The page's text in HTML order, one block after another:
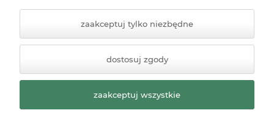
Styl graficzny ShopGadget.pl
Sklep internetowy Shoper
Premium
zaakceptuj tylko niezbędne
dostosuj zgody
zaakceptuj wszystkie